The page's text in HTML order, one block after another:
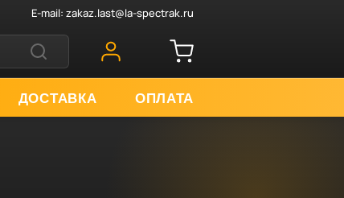
E-mail: zakaz.last@la-spectrak.ru
ДОСТАВКА ОПЛАТА